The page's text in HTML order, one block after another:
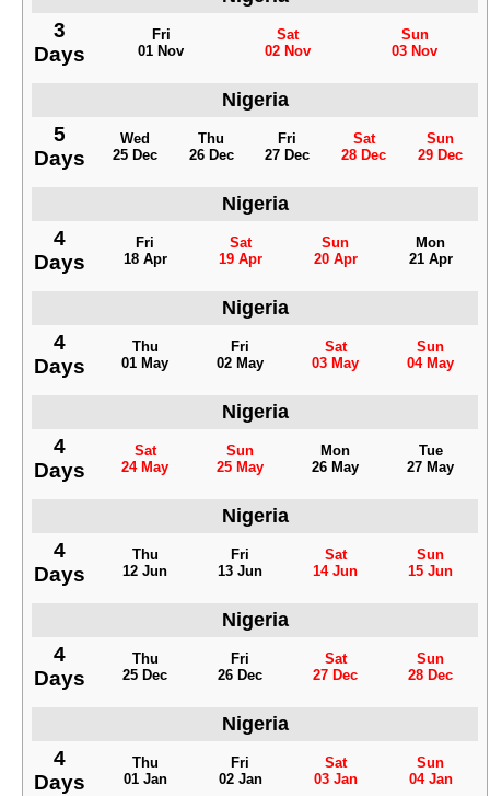
3
Days
Fri
01 Nov
Sat
02 Nov
Sun
03 Nov
Nigeria
5
Days
Wed
25 Dec
Thu
26 Dec
Fri
27 Dec
Sat
28 Dec
Sun
29 Dec
Nigeria
4
Days
Fri
18 Apr
Sat
19 Apr
Sun
20 Apr
Mon
21 Apr
Nigeria
4
Days
Thu
01 May
Fri
02 May
Sat
03 May
Sun
04 May
Nigeria
4
Days
Sat
24 May
Sun
25 May
Mon
26 May
Tue
27 May
Nigeria
4
Days
Thu
12 Jun
Fri
13 Jun
Sat
14 Jun
Sun
15 Jun
Nigeria
4
Days
Thu
25 Dec
Fri
26 Dec
Sat
27 Dec
Sun
28 Dec
Nigeria
4
Days
Thu
01 Jan
Fri
02 Jan
Sat
03 Jan
Sun
04 Jan